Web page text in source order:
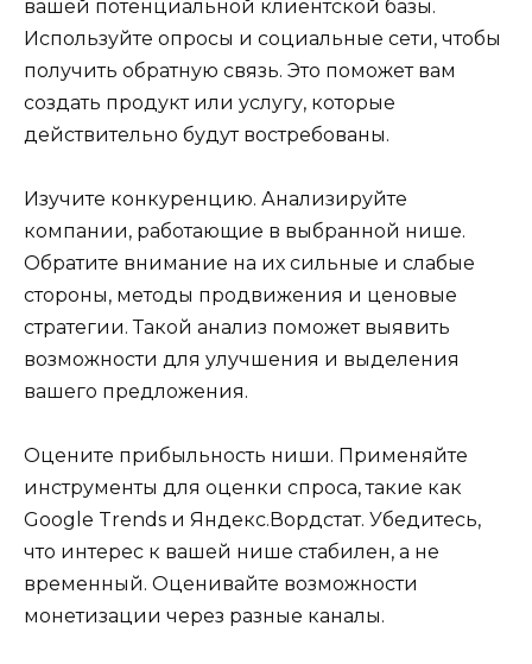
вашей потенциальной клиентской базы.
Используйте опросы и социальные сети, чтобы
получить обратную связь. Это поможет вам
создать продукт или услугу, которые
действительно будут востребованы.
Изучите конкуренцию. Анализируйте
компании, работающие в выбранной нише.
Обратите внимание на их сильные и слабые
стороны, методы продвижения и ценовые
стратегии. Такой анализ поможет выявить
возможности для улучшения и выделения
вашего предложения.
Оцените прибыльность ниши. Применяйте
инструменты для оценки спроса, такие как
Google Trends и Яндекс.Вордстат. Убедитесь,
что интерес к вашей нише стабилен, а не
временный. Оценивайте возможности
монетизации через разные каналы.